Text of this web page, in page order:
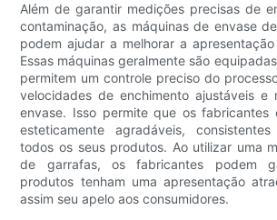
Além de garantir medições precisas de
contaminação, as máquinas de envase
podem ajudar a melhorar a
Essas máquinas geralmente são
permitem um controle preciso do
velocidades de enchimento ajustáveis ​​e
envase. Isso permite que os fabricantes
esteticamente agradáveis,
todos os seus produtos. Ao utilizar uma
de garrafas, os fabricantes podem
produtos tenham uma apresentação
assim seu apelo aos consumidores.